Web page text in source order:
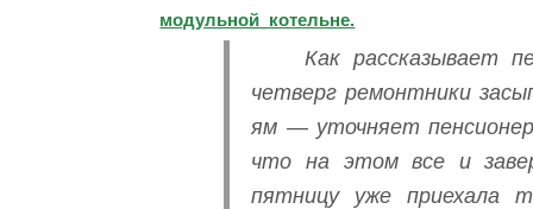
модульной котельне.
Как рассказывает
четверг ремонтники
ям — уточняет
что на этом все и
пятницу уже приехала